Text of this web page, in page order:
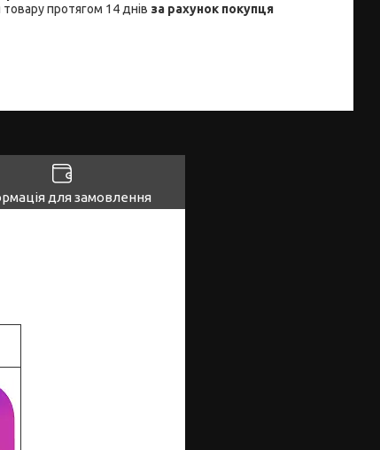
протягом 14 днів за рахунок покупця
для замовлення